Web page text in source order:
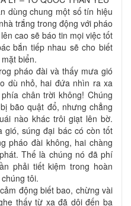
dùng chung một số tín hiệu
trắng trong động với pháo
cao sẽ báo tin mọi việc tốt
bắn tiếp nhau sẽ cho biết
biển.
pháo đài và thấy mưa gió
dù nhỏ, hai đứa nhìn ra xa
chân trời không! Chúng
bão quật đổ, nhưng chẳng
nào khác trôi giạt lên bờ.
gió, súng đại bác có còn tốt
pháo đài không, hai chàng
Thế là chúng nó đã phí
phải tiết kiệm trong hoàn
tôi.
động biết bao, chừng vài
thấy từ xa đã dội đến ba